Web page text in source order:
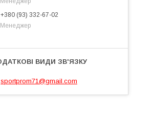
+380 (93) 332-67-02
Менеджер
sportprom71@gmail.com